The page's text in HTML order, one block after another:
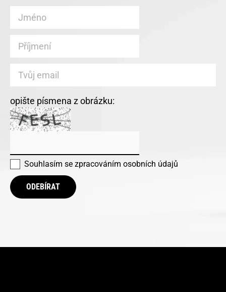
opište písmena z obrázku:
Souhlasím se zpracováním osobních údajů
ODEBÍRAT